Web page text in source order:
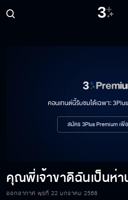
คอนเทนต์นี้รับชมได้เฉพาะ
สมัคร 3Plus Premium เ
คุณพี่เจ้าขาดิฉันเป็นห่า
ออกอากาศ พุธที่ 22 มกราคม 2568